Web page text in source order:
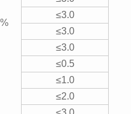
≤3.0
≤3.0
≤3.0
≤0.5
≤1.0
≤2.0